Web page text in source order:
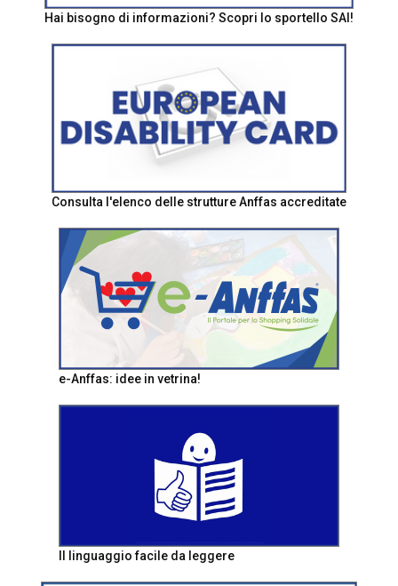
Hai bisogno di informazioni? Scopri lo sportello SAI!
Consulta l'elenco delle strutture Anffas accreditate
e-Anffas: idee in vetrina!
Il linguaggio facile da leggere